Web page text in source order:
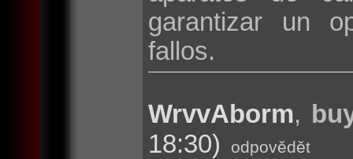
garantizar un
fallos.
WrvvAborm,
18:30)
odpovědět